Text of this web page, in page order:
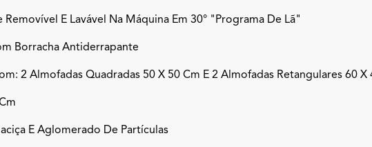
Removível E Lavável Na Máquina Em 30° "programa De Lã"
Borracha Antiderrapante
2 Almofadas Quadradas 50 X 50 Cm E 2 Almofadas Retangulares 60 X
E Aglomerado De Partículas